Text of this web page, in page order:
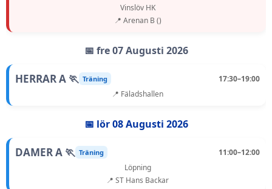
Vinslöv HK
📍 Arenan B ()
📅 fre 07 Augusti 2026
HERRAR A 🏃 Träning
17:30–19:00
📍 Fäladshallen
📅 lör 08 Augusti 2026
DAMER A 🏃 Träning
11:00–12:00
Löpning
📍 ST Hans Backar